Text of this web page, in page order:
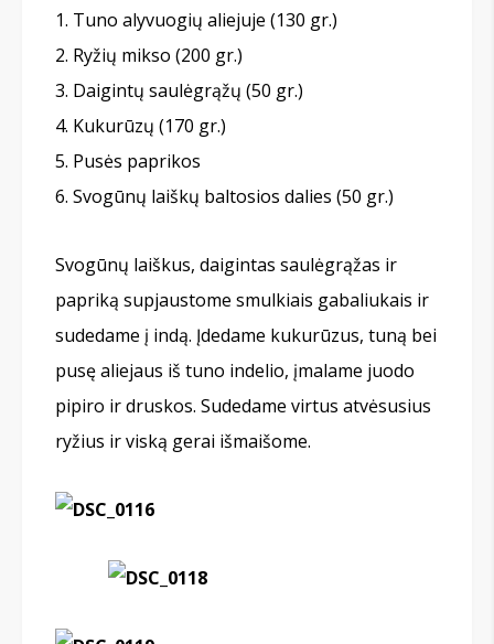
Tuno alyvuogių aliejuje (130 gr.)
Ryžių mikso (200 gr.)
Daigintų saulėgrąžų (50 gr.)
Kukurūzų (170 gr.)
Pusės paprikos
Svogūnų laiškų baltosios dalies (50 gr.)
Svogūnų laiškus, daigintas saulėgrąžas ir
papriką supjaustome smulkiais gabaliukais ir
sudedame į indą. Įdedame kukurūzus, tuną bei
pusę aliejaus iš tuno indelio, įmalame juodo
pipiro ir druskos. Sudedame virtus atvėsusius
ryžius ir viską gerai išmaišome.